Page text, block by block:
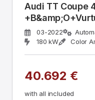
Audi TT Coupe
03-2022
180 kW
Color
40.692 €
with all included